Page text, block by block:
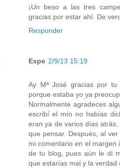
¡Un beso a las tres
gracias por estar ahí. De
Responder
Espe 2/9/13 15:19
Ay Mª José gracias por tu
porque estaba yo ya
Normalmente agradeces
escribí el mío no habías
eran ya de varios días
que pensar. Después, al
mi comentario en el margen
de tu blog, pues aún le di
que estarías mal y la verdad